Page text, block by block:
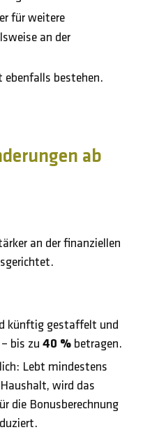
für weitere
an der
ebenfalls bestehen.
ab
an der finanziellen
künftig gestaffelt und
bis zu 40 % betragen.
Lebt mindestens
wird das
die Bonusberechnung